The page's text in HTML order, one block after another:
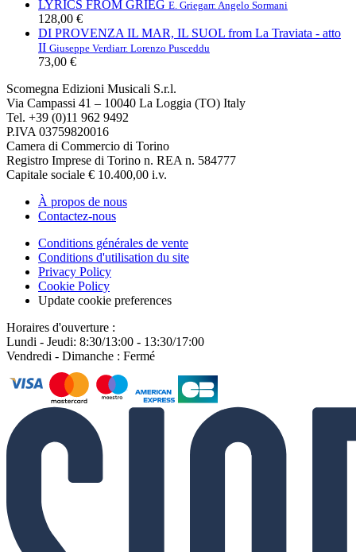
LYRICS FROM GRIEG E. Griegarr. Angelo Sormani
128,00 €
DI PROVENZA IL MAR, IL SUOL from La Traviata - atto
II Giuseppe Verdiarr. Lorenzo Pusceddu
73,00 €
Scomegna Edizioni Musicali S.r.l.
Via Campassi 41 – 10040 La Loggia (TO) Italy
Tel. +39 (0)11 962 9492
P.IVA 03759820016
Camera di Commercio di Torino
Registro Imprese di Torino n. REA n. 584777
Capitale sociale € 10.400,00 i.v.
À propos de nous
Contactez-nous
Conditions générales de vente
Conditions d'utilisation du site
Privacy Policy
Cookie Policy
Update cookie preferences
Horaires d'ouverture :
Lundi - Jeudi: 8:30/13:00 - 13:30/17:00
Vendredi - Dimanche : Fermé